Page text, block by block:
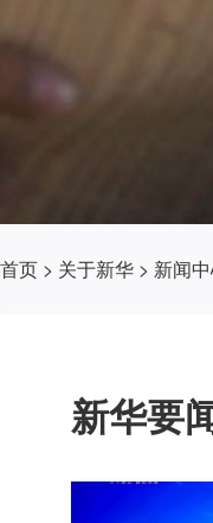
首页 > 关于新华 > 新闻
新华要